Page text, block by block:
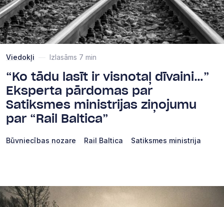
Viedokļi Izlasāms 7 min
“Ko tādu lasīt ir visnotaļ dīvaini…”
Eksperta pārdomas par
Satiksmes ministrijas ziņojumu
par “Rail Baltica”
Būvniecības nozare Rail Baltica Satiksmes ministrija